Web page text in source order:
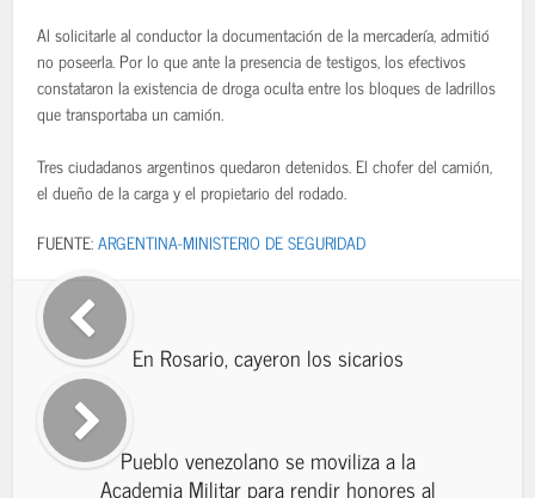
Al solicitarle al conductor la documentación de la mercadería, admitió
no poseerla. Por lo que ante la presencia de testigos, los efectivos
constataron la existencia de droga oculta entre los bloques de ladrillos
que transportaba un camión.
Tres ciudadanos argentinos quedaron detenidos. El chofer del camión,
el dueño de la carga y el propietario del rodado.
FUENTE:ARGENTINA-MINISTERIO DE SEGURIDAD
En Rosario, cayeron los sicarios
Pueblo venezolano se moviliza a la
Academia Militar para rendir honores al